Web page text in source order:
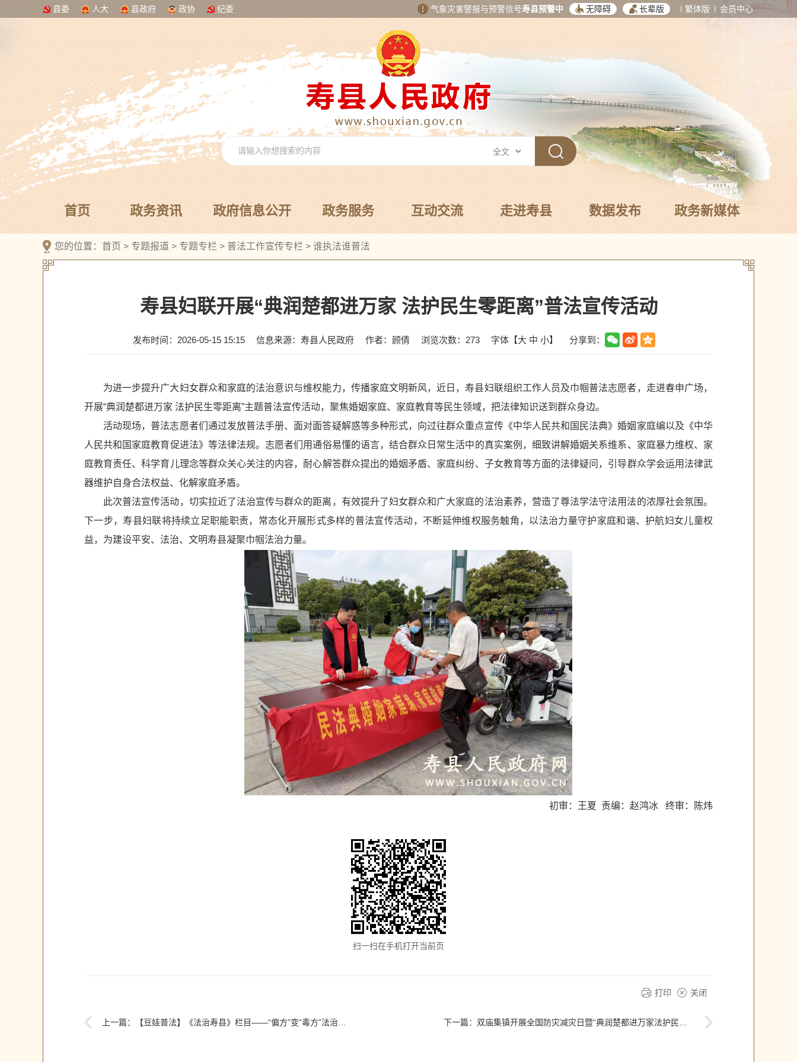
县委 人大 县政府 政协 纪委 气象灾害警报与预警信号寿县预警中 无障碍 长辈版 繁体版 会员中心
首页 政务资讯 政府信息公开 政务服务 互动交流 走进寿县 数据发布 政务新媒体
您的位置： 首页 > 专题报道 > 专题专栏 > 普法工作宣传专栏 > 谁执法谁普法
寿县妇联开展“典润楚都进万家 法护民生零距离”普法宣传活动
发布时间：2026-05-15 15:15 信息来源：寿县人民政府 作者：顾倩 浏览次数： 273 字体【大 中 小】 分享到：
为进一步提升广大妇女群众和家庭的法治意识与维权能力，传播家庭文明新风，近日，寿县妇联组织工作人员及巾帼普法志愿者，走进春申广场，
开展“典润楚都进万家 法护民生零距离”主题普法宣传活动，聚焦婚姻家庭、家庭教育等民生领域，把法律知识送到群众身边。
活动现场，普法志愿者们通过发放普法手册、面对面答疑解惑等多种形式，向过往群众重点宣传《中华人民共和国民法典》婚姻家庭编以及《中华
人民共和国家庭教育促进法》等法律法规。志愿者们用通俗易懂的语言，结合群众日常生活中的真实案例，细致讲解婚姻关系维系、家庭暴力维权、家
庭教育责任、科学育儿理念等群众关心关注的内容，耐心解答群众提出的婚姻矛盾、家庭纠纷、子女教育等方面的法律疑问，引导群众学会运用法律武
器维护自身合法权益、化解家庭矛盾。
此次普法宣传活动，切实拉近了法治宣传与群众的距离，有效提升了妇女群众和广大家庭的法治素养，营造了尊法学法守法用法的浓厚社会氛围。
下一步，寿县妇联将持续立足职能职责，常态化开展形式多样的普法宣传活动，不断延伸维权服务触角，以法治力量守护家庭和谐、护航妇女儿童权
益，为建设平安、法治、文明寿县凝聚巾帼法治力量。
初审：王夏 责编：赵鸿冰 终审：陈炜
扫一扫在手机打开当前页
打印 关闭
上一篇： 【豆娃普法】《法治寿县》栏目——“偏方”变“毒方”法治清“毒瘤” 下一篇： 双庙集镇开展全国防灾减灾日暨“典润楚都进万家法护民生零距离”普法宣传活动